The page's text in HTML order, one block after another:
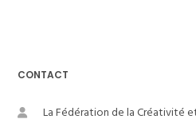
CONTACT
La Fédération de la Créativité